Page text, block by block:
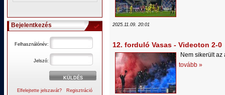
Bejelentkezés
Felhasználónév:
Jelszó:
Elfelejtette jelszavát? Regisztráció
2025.11.09. 20:01
12. forduló Vasas - Videoton 2-0
Nem sikerült
tovább »